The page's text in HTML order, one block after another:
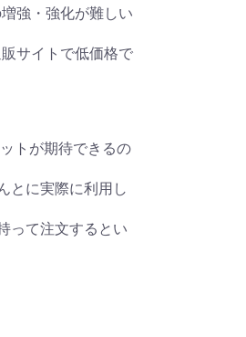
強・強化が難しい
サイトで低価格で
トが期待できるの
とに実際に利用し
って注文するとい